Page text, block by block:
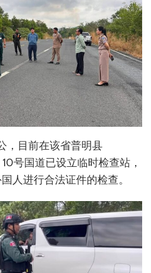
，目前在该省普明县
10号国道已设立临时检查站，
人进行合法证件的检查。